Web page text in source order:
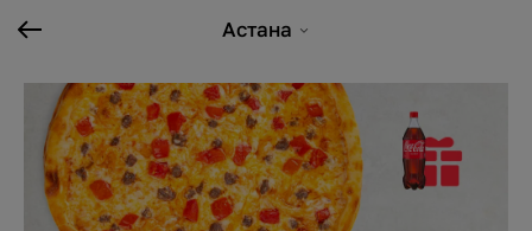
Астана